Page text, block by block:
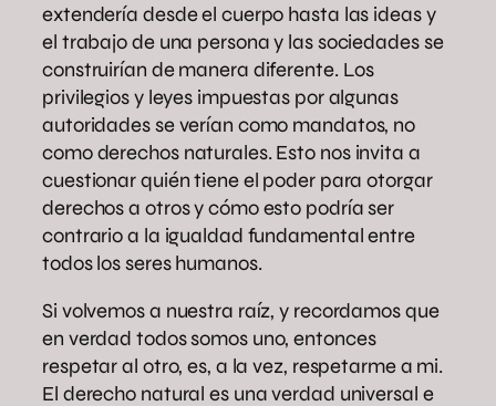
extendería desde el cuerpo hasta las ideas y
el trabajo de una persona y las sociedades se
construirían de manera diferente. Los
privilegios y leyes impuestas por algunas
autoridades se verían como mandatos, no
como derechos naturales. Esto nos invita a
cuestionar quién tiene el poder para otorgar
derechos a otros y cómo esto podría ser
contrario a la igualdad fundamental entre
todos los seres humanos.
Si volvemos a nuestra raíz, y recordamos que
en verdad todos somos uno, entonces
respetar al otro, es, a la vez, respetarme a mi.
El derecho natural es una verdad universal e